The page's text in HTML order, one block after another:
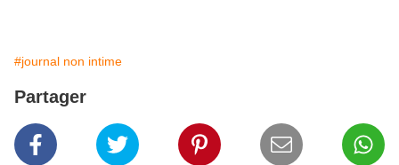
#journal non intime
Partager